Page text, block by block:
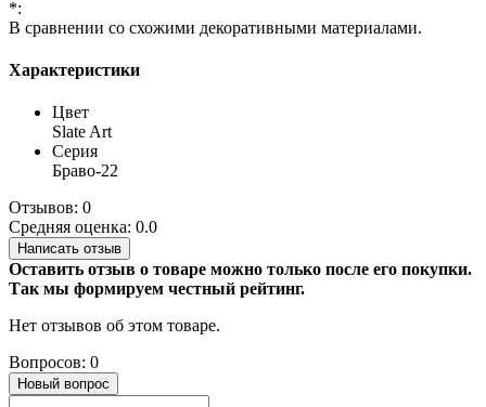
*:
В сравнении со схожими декоративными материалами.
Характеристики
Цвет
Slate Art
Серия
Браво-22
Отзывов: 0
Средняя оценка: 0.0
Написать отзыв
Оставить отзыв о товаре можно только после его покупки.
Так мы формируем честный рейтинг.
Нет отзывов об этом товаре.
Вопросов: 0
Новый вопрос